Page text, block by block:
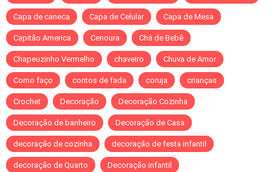
Capa de caneca Capa de Celular Capa de Mesa
Capitão America Cenoura Chá de Bebê
Chapeuzinho Vermelho chaveiro Chuva de Amor
Como faço contos de fada coruja crianças
Crochet Decoração Decoração Cozinha
Decoração de banheiro Decoração de Casa
decoração de cozinha decoração de festa infantil
decoração de Quarto Decoração infantil